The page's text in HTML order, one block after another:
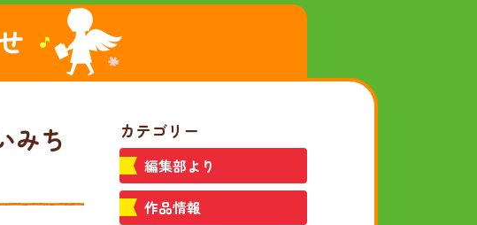
みち
カテゴリー
編集部より
作品情報